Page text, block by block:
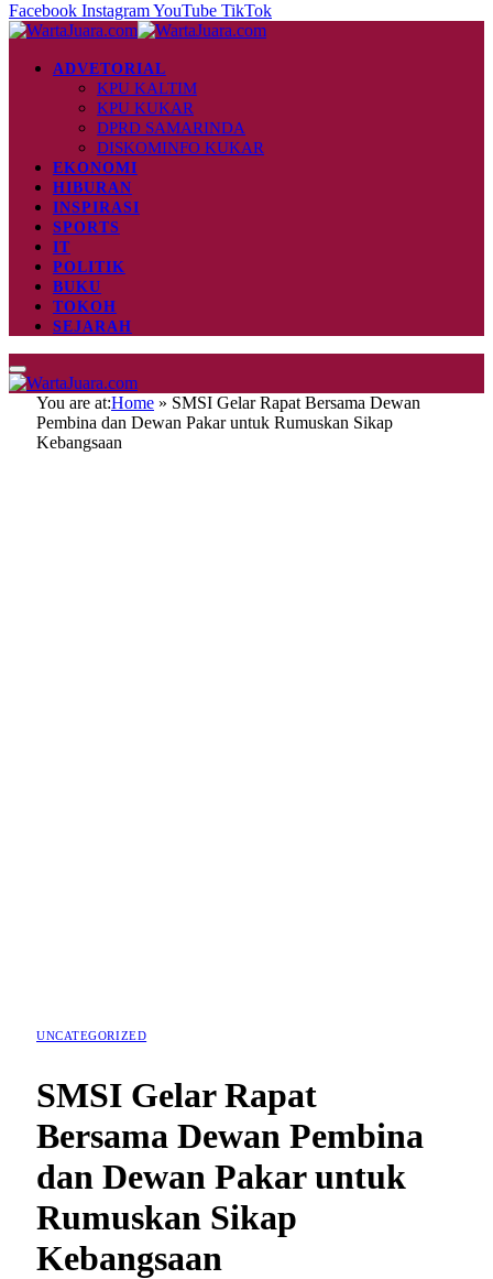
Facebook InstagramYouTube TikTok
ADVETORIAL
KPU KALTIM
KPU KUKAR
DPRD SAMARINDA
DISKOMINFO KUKAR
EKONOMI
HIBURAN
INSPIRASI
SPORTS
IT
POLITIK
BUKU
TOKOH
SEJARAH
You are at:Home » SMSI Gelar Rapat Bersama Dewan
Pembina dan Dewan Pakar untuk Rumuskan Sikap
Kebangsaan
UNCATEGORIZED
SMSI Gelar Rapat
Bersama Dewan Pembina
dan Dewan Pakar untuk
Rumuskan Sikap
Kebangsaan